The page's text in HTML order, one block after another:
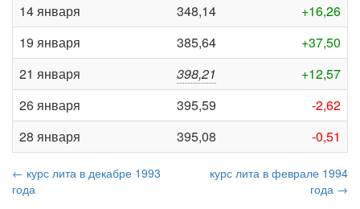
14 января
348,14
+16,26
19 января
385,64
+37,50
21 января
398,21
+12,57
26 января
395,59
-2,62
28 января
395,08 -0,51
← курс лита в декабре 1993
года
курс лита в феврале 1994
года →